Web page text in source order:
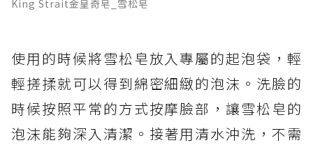
King Strait金皇奇皂_雪松皂
使用的時候將雪松皂放入專屬的起泡袋，輕
輕搓揉就可以得到綿密細緻的泡沫。洗臉的
時候按照平常的方式按摩臉部，讓雪松皂的
泡沫能夠深入清潔。接著用清水沖洗，不需